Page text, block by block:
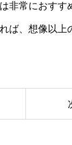
非常におすす
ば、想像以上